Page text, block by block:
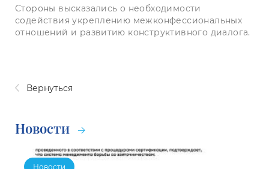
Стороны высказались о необходимости
содействия укреплению межконфессиональных
отношений и развитию конструктивного диалога.
Вернуться
Новости
Новости